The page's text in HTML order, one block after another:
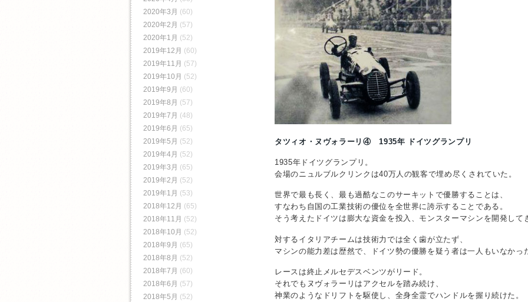
タツィオ・ヌヴォラーリ④ 1935年 ドイツグランプリ
1935年ドイツグランプリ。
会場のニュルブルクリンクは40万人の観客で埋め尽くされていた。
世界で最も長く、最も過酷なこのサーキットで優勝することは、
すなわち自国の工業技術の優位を全世界に誇示することである。
そう考えたドイツは膨大な資金を投入、モンスターマシンを開発して
対するイタリアチームは技術力では全く歯が立たず、
マシンの能力差は歴然で、ドイツ勢の優勝を疑う者は一人もいなかっ
レースは終止メルセデスベンツがリード。
それでもヌヴォラーリはアクセルを踏み続け、
神業のようなドリフトを駆使し、全身全霊でハンドルを握り続けた。
2020年3月 (60)
2020年2月 (57)
2020年1月 (52)
2019年12月 (60)
2019年11月 (57)
2019年10月 (52)
2019年9月 (60)
2019年8月 (57)
2019年7月 (48)
2019年6月 (65)
2019年5月 (52)
2019年4月 (52)
2019年3月 (65)
2019年2月 (52)
2019年1月 (53)
2018年12月 (65)
2018年11月 (52)
2018年10月 (52)
2018年9月 (65)
2018年8月 (52)
2018年7月 (60)
2018年6月 (57)
2018年5月 (52)